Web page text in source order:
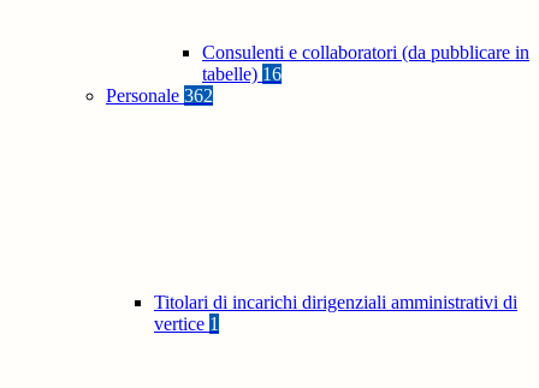
Consulenti e collaboratori (da pubblicare in
tabelle) 16
Personale 362
Titolari di incarichi dirigenziali amministrativi di
vertice 1